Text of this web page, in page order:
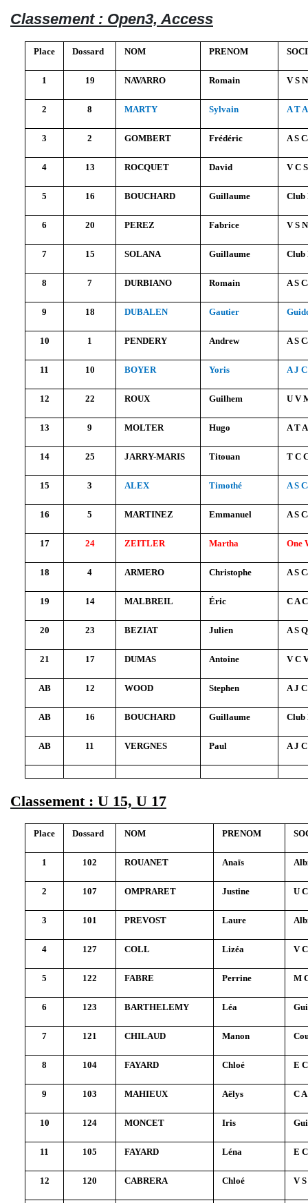
Classement : Open3, Access
Place Dossard NOM PRENOM
1 19 NAVARRO Romain V S
2 8 MARTY Sylvain A T
3 2 GOMBERT Frédéric A S
4 13 ROCQUET David V C
5 16 BOUCHARD Guillaume Club
6 20 PEREZ Fabrice V S
7 15 SOLANA Guillaume Club
8 7 DURBIANO Romain A S
9 18 DUBALEN Gautier
10 1 PENDERY Andrew A S
11 10 BOYER Yoris A J
12 22 ROUX Guilhem U V
13 9 MOLTER Hugo A T
14 25 JARRY-MARIS Titouan T C
15 3 ALEX Timothé A S
16 5 MARTINEZ Emmanuel A S
17 24 ZEITLER Martha One
18 4 ARMERO Christophe A S
19 14 MALBREIL Éric C A
20 23 BEZIAT Julien A S
21 17 DUMAS Antoine V C
AB 12 WOOD Stephen A J
AB 16 BOUCHARD Guillaume Club
AB 11 VERGNES Paul A J
Classement : U 15, U 17
Place Dossard NOM PRENOM
1 102 ROUANET Anaïs
2 107 OMPRARET Justine U
3 101 PREVOST Laure
4 127 COLL Lizéa V
5 122 FABRE Perrine M
6 123 BARTHELEMY Léa
7 121 CHILAUD Manon
8 104 FAYARD Chloé E
9 103 MAHIEUX Aëlys C
10 124 MONCET Iris
11 105 FAYARD Léna E
12 120 CABRERA Chloé V